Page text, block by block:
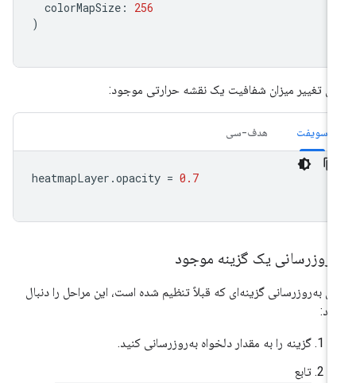
colorMapSize:
تغییر میزان شفافیت یک نقشه حرارتی موجود:
سویفت هدف-سی
heatmapLayer.opacity =
یک گزینه موجود
به‌روزرسانی گزینه‌ای که قبلاً تنظیم شده است، این مراحل را دنبال
گزینه را به مقدار دلخواه به‌روزرسانی کنید.
تابع